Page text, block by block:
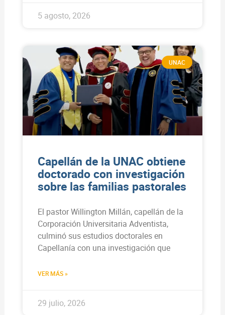
5 agosto, 2026
UNAC
Capellán de la UNAC obtiene
doctorado con investigación
sobre las familias pastorales
El pastor Willington Millán, capellán de la
Corporación Universitaria Adventista,
culminó sus estudios doctorales en
Capellanía con una investigación que
VER MÁS »
29 julio, 2026